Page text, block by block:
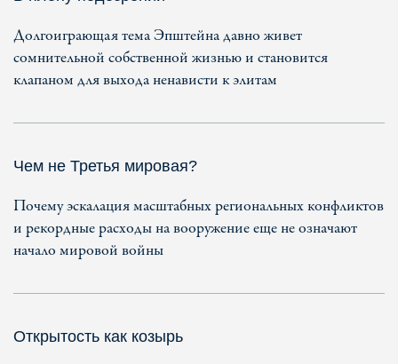
Долгоиграющая тема Эпштейна давно живет
сомнительной собственной жизнью и становится
клапаном для выхода ненависти к элитам
Чем не Третья мировая?
Почему эскалация масштабных региональных конфликтов
и рекордные расходы на вооружение еще не означают
начало мировой войны
Открытость как козырь